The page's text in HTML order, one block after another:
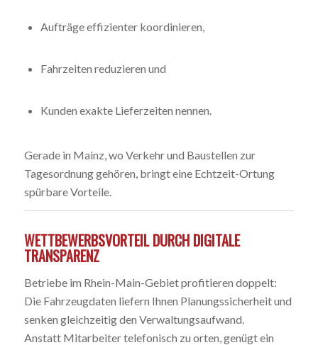
Aufträge effizienter koordinieren,
Fahrzeiten reduzieren und
Kunden exakte Lieferzeiten nennen.
Gerade in Mainz, wo Verkehr und Baustellen zur
Tagesordnung gehören, bringt eine Echtzeit-Ortung
spürbare Vorteile.
WETTBEWERBSVORTEIL DURCH DIGITALE
TRANSPARENZ
Betriebe im Rhein-Main-Gebiet profitieren doppelt:
Die Fahrzeugdaten liefern Ihnen Planungssicherheit und
senken gleichzeitig den Verwaltungsaufwand.
Anstatt Mitarbeiter telefonisch zu orten, genügt ein